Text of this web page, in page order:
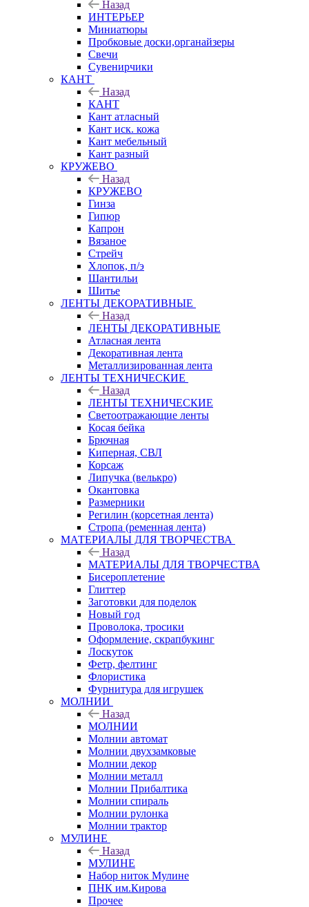
Назад
ИНТЕРЬЕР
Миниатюры
Пробковые доски,органайзеры
Свечи
Сувенирчики
КАНТ
Назад
КАНТ
Кант атласный
Кант иск. кожа
Кант мебельный
Кант разный
КРУЖЕВО
Назад
КРУЖЕВО
Гинза
Гипюр
Капрон
Вязаное
Стрейч
Хлопок, п/э
Шантильи
Шитье
ЛЕНТЫ ДЕКОРАТИВНЫЕ
Назад
ЛЕНТЫ ДЕКОРАТИВНЫЕ
Атласная лента
Декоративная лента
Металлизированная лента
ЛЕНТЫ ТЕХНИЧЕСКИЕ
Назад
ЛЕНТЫ ТЕХНИЧЕСКИЕ
Светоотражающие ленты
Косая бейка
Брючная
Киперная, СВЛ
Корсаж
Липучка (велькро)
Окантовка
Размерники
Регилин (корсетная лента)
Стропа (ременная лента)
МАТЕРИАЛЫ ДЛЯ ТВОРЧЕСТВА
Назад
МАТЕРИАЛЫ ДЛЯ ТВОРЧЕСТВА
Бисероплетение
Глиттер
Заготовки для поделок
Новый год
Проволока, тросики
Оформление, скрапбукинг
Лоскуток
Фетр, фелтинг
Флористика
Фурнитура для игрушек
МОЛНИИ
Назад
МОЛНИИ
Молнии автомат
Молнии двухзамковые
Молнии декор
Молнии металл
Молнии Прибалтика
Молнии спираль
Молнии рулонка
Молнии трактор
МУЛИНЕ
Назад
МУЛИНЕ
Набор ниток Мулине
ПНК им.Кирова
Прочее